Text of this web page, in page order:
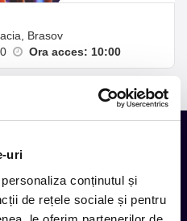
uri
conținutul și
de rețele sociale și pentru
Brasov
Ora acces: 10:00
direct in